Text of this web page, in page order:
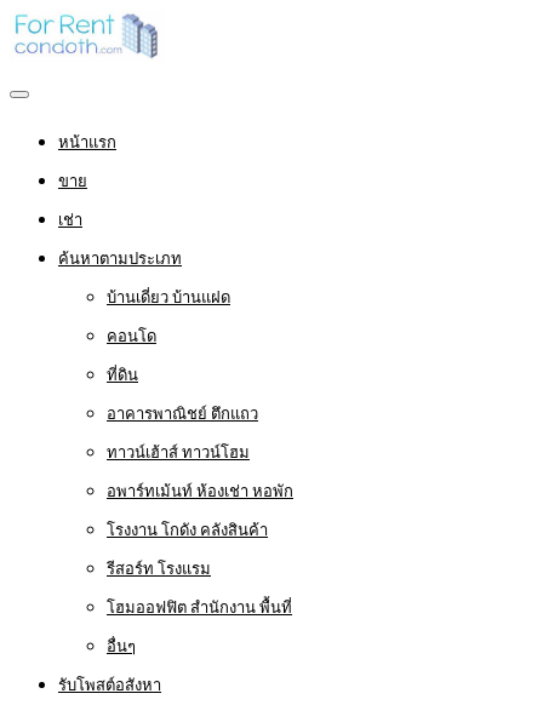
หน้าแรก
ขาย
เช่า
ค้นหาตามประเภท
บ้านเดี่ยว บ้านแฝด
คอนโด
ที่ดิน
อาคารพาณิชย์ ตึกแถว
ทาวน์เฮ้าส์ ทาวน์โฮม
อพาร์ทเม้นท์ ห้องเช่า หอพัก
โรงงาน โกดัง คลังสินค้า
รีสอร์ท โรงแรม
โฮมออฟฟิต สำนักงาน พื้นที่
อื่นๆ
รับโพสต์อสังหา